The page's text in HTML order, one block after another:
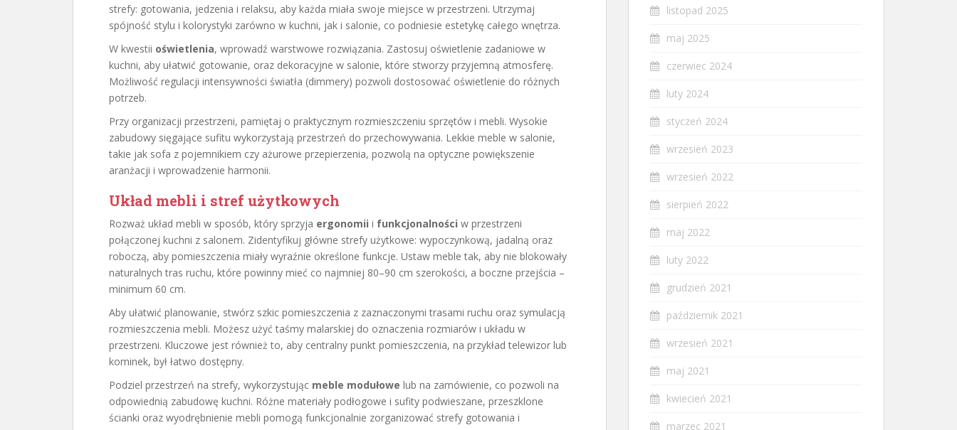
strefy: gotowania, jedzenia i relaksu, aby każda miała swoje miejsce w przestrzeni. Utrzymaj
spójność stylu i kolorystyki zarówno w kuchni, jak i salonie, co podniesie estetykę całego wnętrza.
W kwestii oświetlenia, wprowadź warstwowe rozwiązania. Zastosuj oświetlenie zadaniowe w
kuchni, aby ułatwić gotowanie, oraz dekoracyjne w salonie, które stworzy przyjemną atmosferę.
Możliwość regulacji intensywności światła (dimmery) pozwoli dostosować oświetlenie do różnych
potrzeb.
Przy organizacji przestrzeni, pamiętaj o praktycznym rozmieszczeniu sprzętów i mebli. Wysokie
zabudowy sięgające sufitu wykorzystają przestrzeń do przechowywania. Lekkie meble w salonie,
takie jak sofa z pojemnikiem czy ażurowe przepierzenia, pozwolą na optyczne powiększenie
aranżacji i wprowadzenie harmonii.
Układ mebli i stref użytkowych
Rozważ układ mebli w sposób, który sprzyja ergonomii i funkcjonalności w przestrzeni
połączonej kuchni z salonem. Zidentyfikuj główne strefy użytkowe: wypoczynkową, jadalną oraz
roboczą, aby pomieszczenia miały wyraźnie określone funkcje. Ustaw meble tak, aby nie blokowały
naturalnych tras ruchu, które powinny mieć co najmniej 80–90 cm szerokości, a boczne przejścia –
minimum 60 cm.
Aby ułatwić planowanie, stwórz szkic pomieszczenia z zaznaczonymi trasami ruchu oraz symulacją
rozmieszczenia mebli. Możesz użyć taśmy malarskiej do oznaczenia rozmiarów i układu w
przestrzeni. Kluczowe jest również to, aby centralny punkt pomieszczenia, na przykład telewizor lub
kominek, był łatwo dostępny.
Podziel przestrzeń na strefy, wykorzystując meble modułowe lub na zamówienie, co pozwoli na
odpowiednią zabudowę kuchni. Różne materiały podłogowe i sufity podwieszane, przeszklone
ścianki oraz wyodrębnienie mebli pomogą funkcjonalnie zorganizować strefy gotowania i
listopad 2025
maj 2025
czerwiec 2024
luty 2024
styczeń 2024
wrzesień 2023
wrzesień 2022
sierpień 2022
maj 2022
luty 2022
grudzień 2021
październik 2021
wrzesień 2021
maj 2021
kwiecień 2021
marzec 2021